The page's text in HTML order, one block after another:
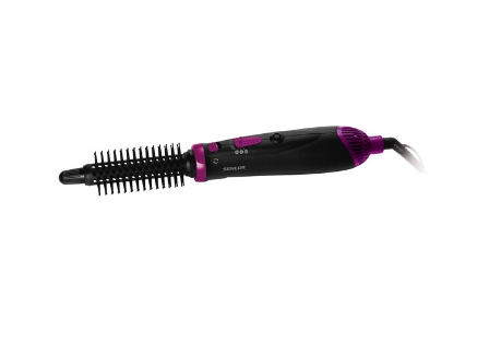
ΕΊΔΗ ΓΡΑΦΕΊΟΥ ΚΑΙ ΚΑΛΏΔΙΑ